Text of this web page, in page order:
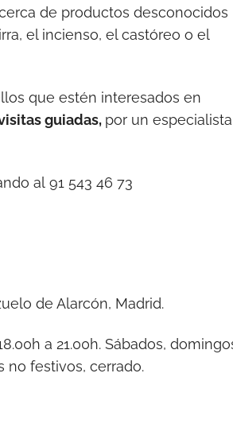
de productos desconocidos
el incienso, el castóreo o el
que estén interesados en
guiadas, por un especialista
al 91 543 46 73
de Alarcón, Madrid.
a 21.00h. Sábados,
no festivos, cerrado.